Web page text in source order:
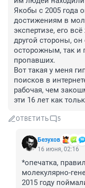
Якобы с 2005 года
достижениям в
экспертизе, его
другой стороны, он
осторожным, так и
пропавших.
Вот такая у меня
поисков в
рабочая, чем
эти 16 лет как
ОТВЕТИТЬ 5
Безухов
16 июня, 02:16
*опечатка,
молекулярно-
2015 году